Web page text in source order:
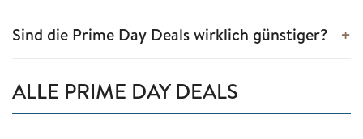
Sind die Prime Day Deals wirklich günstiger?
ALLE PRIME DAY DEALS